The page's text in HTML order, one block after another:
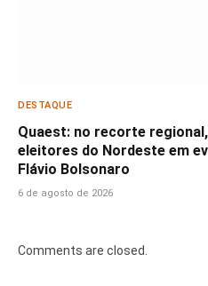
DESTAQUE
Quaest: no recorte
eleitores do Nordeste em
Flávio Bolsonaro
6 de agosto de 2026
Comments are closed.